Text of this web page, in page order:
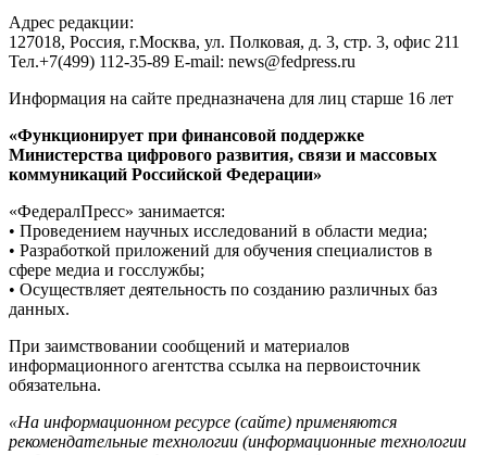
Адрес редакции:
127018, Россия, г.Москва, ул. Полковая, д. 3, стр. 3, офис 211
Тел.+7(499) 112-35-89 E-mail: news@fedpress.ru
Информация на сайте предназначена для лиц старше 16 лет
«Функционирует при финансовой поддержке
Министерства цифрового развития, связи и массовых
коммуникаций Российской Федерации»
«ФедералПресс» занимается:
• Проведением научных исследований в области медиа;
• Разработкой приложений для обучения специалистов в
сфере медиа и госслужбы;
• Осуществляет деятельность по созданию различных баз
данных.
При заимствовании сообщений и материалов
информационного агентства ссылка на первоисточник
обязательна.
«На информационном ресурсе (сайте) применяются
рекомендательные технологии (информационные технологии